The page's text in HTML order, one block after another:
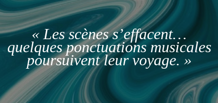
« Les scènes s’effacent…
quelques ponctuations musicales
poursuivent leur voyage. »